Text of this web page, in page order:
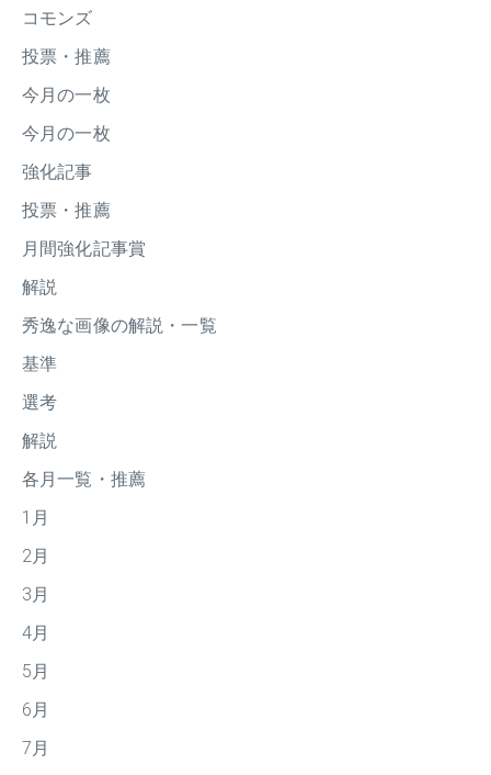
コモンズ
投票・推薦
今月の一枚
今月の一枚
強化記事
投票・推薦
月間強化記事賞
解説
秀逸な画像の解説・一覧
基準
選考
解説
各月一覧・推薦
1月
2月
3月
4月
5月
6月
7月